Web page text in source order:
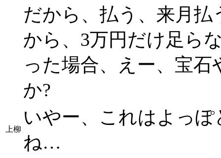
だから、払う、来月
から、3万円だけ足ら
った場合、えー、宝
か?
上柳
いやー、これはよっ
ね…